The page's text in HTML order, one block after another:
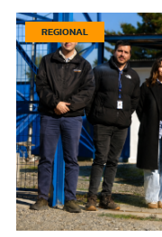
REGIONAL